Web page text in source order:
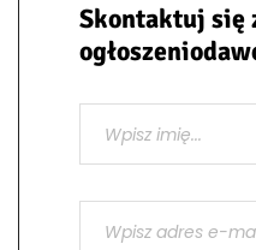
Skontaktuj się